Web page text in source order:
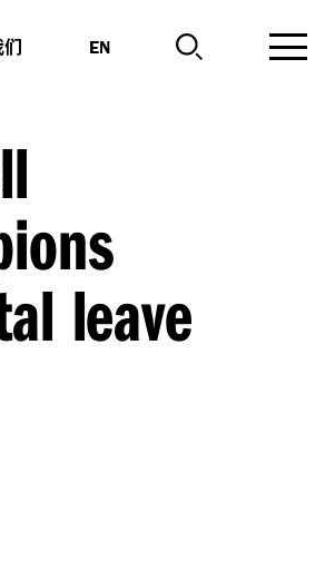
EN
leave